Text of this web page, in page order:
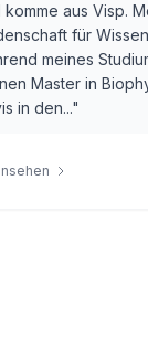
komme aus Visp.
für
meines
Master in
in den..."